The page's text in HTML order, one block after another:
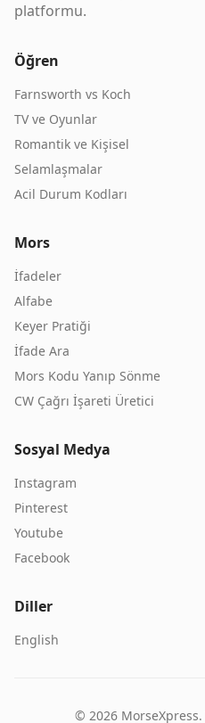
platformu.
Öğren
Farnsworth vs Koch
TV ve Oyunlar
Romantik ve Kişisel
Selamlaşmalar
Acil Durum Kodları
Mors
İfadeler
Alfabe
Keyer Pratiği
İfade Ara
Mors Kodu Yanıp Sönme
CW Çağrı İşareti Üretici
Sosyal Medya
Instagram
Pinterest
Youtube
Facebook
Diller
English
© 2026MorseXpress.